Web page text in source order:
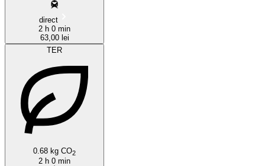
direct
2 h 0 min
63,00 lei
TER
0.68 kg CO2
2 h 0 min